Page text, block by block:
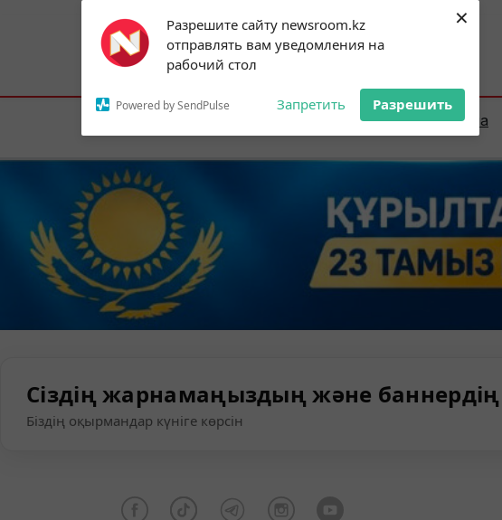
Разрешите сайту newsroom.kz
отправлять вам уведомления на
рабочий стол
Powered by SendPulse Запретить Разрешить
×
Subscribe to our
notifications!
To enable permission prompts, click on
the notification icon
Астана:25°C Алматы:35°C Шымкент:
Елорда Сараптама
Сіздің жарнамаңыздың және
Біздің оқырмандар күніге көрсін